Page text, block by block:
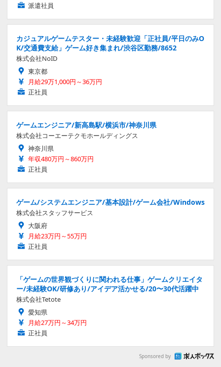
派遣社員
カジュアルゲームテスター・未経験歓迎「正社員/平日のみO
K/交通費支給」ゲーム好き集まれ/渋谷区勤務/8652
株式会社NoID
東京都
月給29万1,000円～36万円
正社員
ゲームエンジニア/新高島駅/横浜市/神奈川県
株式会社コーエーテクモホールディングス
神奈川県
年収480万円～860万円
正社員
ゲーム/システムエンジニア/基本設計/ゲーム会社/Windows
株式会社スタッフサービス
大阪府
月給23万円～55万円
正社員
「ゲームの世界観づくりに関われる仕事」ゲームクリエイタ
ー/未経験OK/研修あり/アイデア活かせる/20〜30代活躍中
株式会社Tetote
愛知県
月給27万円～34万円
正社員
Sponsored by